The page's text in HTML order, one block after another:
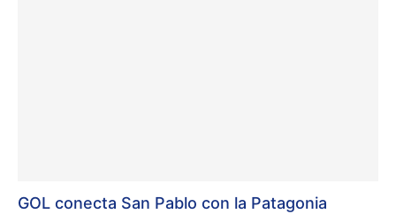
GOL conecta San Pablo con la Patagonia